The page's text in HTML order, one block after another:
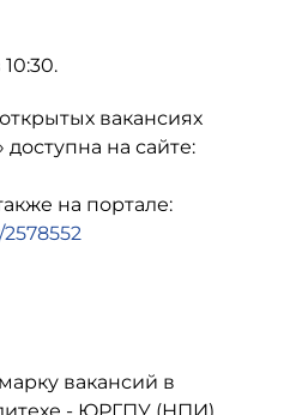
вакансиях
доступна на сайте:
на портале: